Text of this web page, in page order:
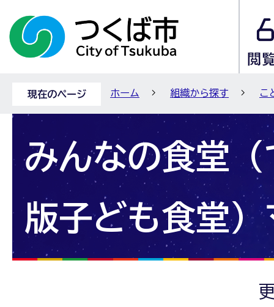
現在のページ ホーム 組織から探す こ
みんなの食堂（
版子ども食堂）